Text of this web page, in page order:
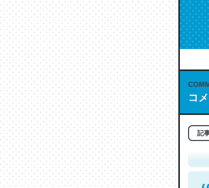
コ
記
こ
も
─